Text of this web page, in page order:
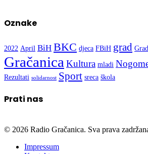
Oznake
2022 April BiH BKC djeca FBiH grad
Gračanica Kultura mladi
Rezultati solidarnost Sport sreca škola
Prati nas
© 2026 Radio Gračanica. Sva prava
Impressum